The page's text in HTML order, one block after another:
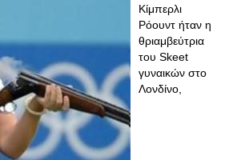
Κίμπερλι
Ρόουντ ήταν η
θριαμβεύτρια
του Skeet
γυναικών στο
Λονδίνο,